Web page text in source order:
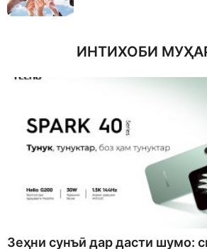
ИНТИХОБИ
Зеҳни сунъӣ дар дасти шумо: